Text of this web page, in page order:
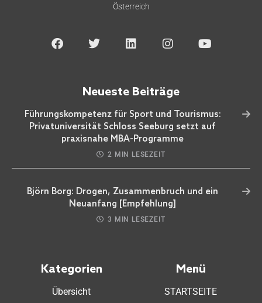
Österreich
Neueste Beiträge
Führungskompetenz für Sport und Tourismus:
Privatuniversität Schloss Seeburg setzt auf
praxisnahe MBA-Programme
2 MIN LESEZEIT
Björn Borg: Drogen, Zusammenbruch und ein
Neuanfang [Empfehlung]
3 MIN LESEZEIT
Kategorien
Übersicht
Menü
STARTSEITE